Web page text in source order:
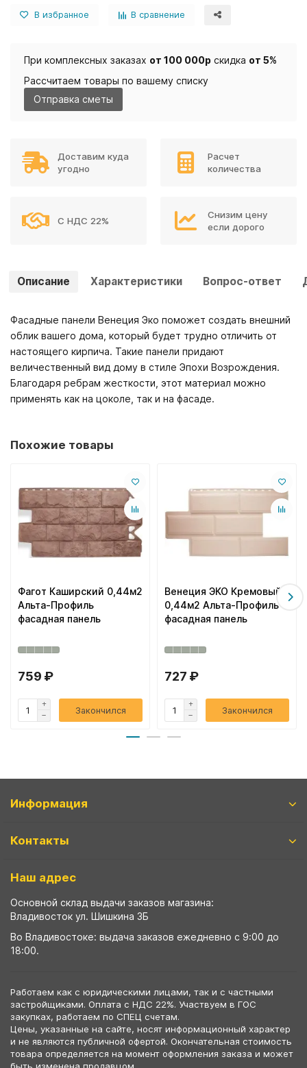
В избранное В сравнение
При комплексных заказах от 100 000р скидка от 5%
Рассчитаем товары по вашему списку
Отправка сметы
Доставим куда
угодно
Расчет
количества
С НДС 22%
Снизим цену
если дорого
Описание Характеристики Вопрос-ответ
Фасадные панели Венеция Эко поможет создать внешний
облик вашего дома, который будет трудно отличить от
настоящего кирпича. Такие панели придают
величественный вид дому в стиле Эпохи Возрождения.
Благодаря ребрам жесткости, этот материал можно
применять как на цоколе, так и на фасаде.
Похожие товары
Фагот Каширский 0,44м2
Альта-Профиль
фасадная панель
759 ₽
Закончился
Венеция ЭКО Кремовый
0,44м2 Альта-Профиль
фасадная панель
727 ₽
Закончился
Информация
Контакты
Наш адрес
Основной склад выдачи заказов магазина:
Владивосток ул. Шишкина 3Б
Во Владивостоке: выдача заказов ежедневно с 9:00 до
18:00.
Работаем как с юридическими лицами, так и с частными
застройщиками. Оплата с НДС 22%. Участвуем в ГОС
закупках, работаем по СПЕЦ счетам.
Цены, указанные на сайте, носят информационный характер
и не являются публичной офертой. Окончательная стоимость
товара определяется на момент оформления заказа и может